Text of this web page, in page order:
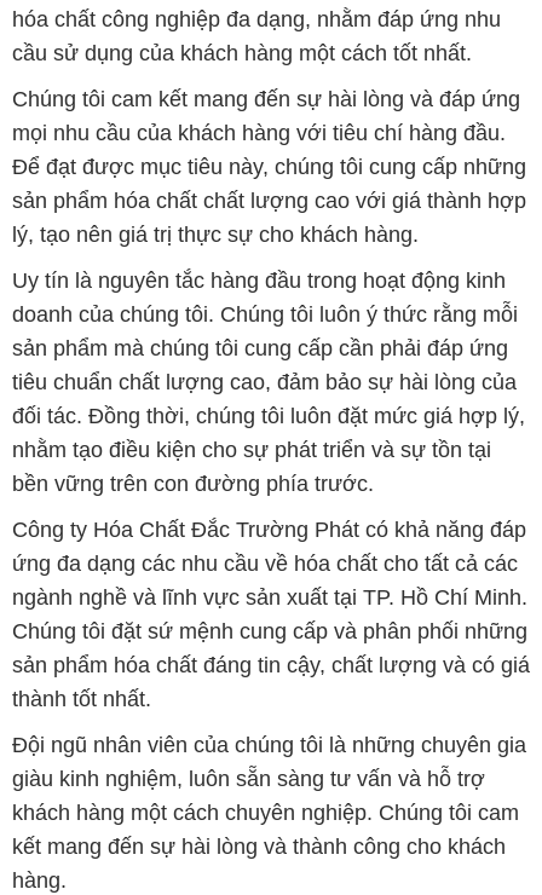
hóa chất công nghiệp đa dạng, nhằm đáp ứng nhu
cầu sử dụng của khách hàng một cách tốt nhất.
Chúng tôi cam kết mang đến sự hài lòng và đáp ứng
mọi nhu cầu của khách hàng với tiêu chí hàng đầu.
Để đạt được mục tiêu này, chúng tôi cung cấp những
sản phẩm hóa chất chất lượng cao với giá thành hợp
lý, tạo nên giá trị thực sự cho khách hàng.
Uy tín là nguyên tắc hàng đầu trong hoạt động kinh
doanh của chúng tôi. Chúng tôi luôn ý thức rằng mỗi
sản phẩm mà chúng tôi cung cấp cần phải đáp ứng
tiêu chuẩn chất lượng cao, đảm bảo sự hài lòng của
đối tác. Đồng thời, chúng tôi luôn đặt mức giá hợp lý,
nhằm tạo điều kiện cho sự phát triển và sự tồn tại
bền vững trên con đường phía trước.
Công ty Hóa Chất Đắc Trường Phát có khả năng đáp
ứng đa dạng các nhu cầu về hóa chất cho tất cả các
ngành nghề và lĩnh vực sản xuất tại TP. Hồ Chí Minh.
Chúng tôi đặt sứ mệnh cung cấp và phân phối những
sản phẩm hóa chất đáng tin cậy, chất lượng và có giá
thành tốt nhất.
Đội ngũ nhân viên của chúng tôi là những chuyên gia
giàu kinh nghiệm, luôn sẵn sàng tư vấn và hỗ trợ
khách hàng một cách chuyên nghiệp. Chúng tôi cam
kết mang đến sự hài lòng và thành công cho khách
hàng.